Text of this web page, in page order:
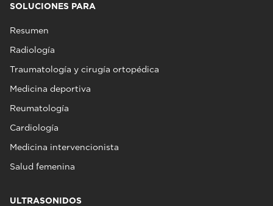
SOLUCIONES PARA
Resumen
Radiología
Traumatología y cirugía ortopédica
Medicina deportiva
Reumatología
Cardiología
Medicina intervencionista
Salud femenina
ULTRASONIDOS